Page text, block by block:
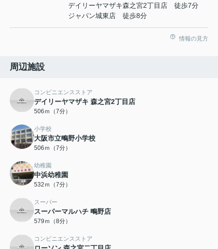
デイリーヤマザキ森之宮2丁目店 徒歩7分
ジャパン城東店 徒歩8分
情報の見方
周辺施設
コンビニエンスストア
デイリーヤマザキ 森之宮2丁目店
506ｍ（7分）
小学校
大阪市立鴫野小学校
506ｍ（7分）
幼稚園
中浜幼稚園
532ｍ（7分）
スーパー
スーパーマルハチ 鴫野店
579ｍ（8分）
コンビニエンスストア